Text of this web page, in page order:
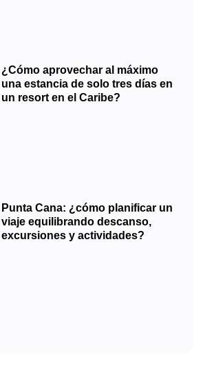
¿Cómo aprovechar al máximo
una estancia de solo tres días en
un resort en el Caribe?
Punta Cana: ¿cómo planificar un
viaje equilibrando descanso,
excursiones y actividades?